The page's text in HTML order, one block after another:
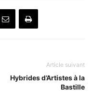
Article suivant
Hybrides d’Artistes à la
Bastille